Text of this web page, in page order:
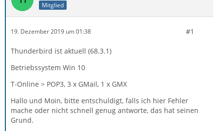
Mitglied
19. Dezember 2019 um 01:38 #1
Thunderbird ist aktuell (68.3.1)
Betriebssystem Win 10
T-Online > POP3, 3 x GMail, 1 x GMX
Hallo und Moin, bitte entschuldigt, falls ich hier Fehler
mache oder nicht schnell genug antworte, das hat seinen
Grund.